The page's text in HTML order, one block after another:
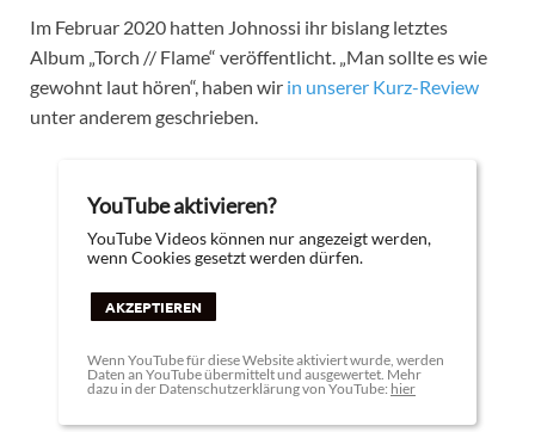
Im Februar 2020 hatten Johnossi ihr bislang letztes
Album „Torch // Flame“ veröffentlicht. „Man sollte es wie
gewohnt laut hören“, haben wir in unserer Kurz-Review
unter anderem geschrieben.
YouTube aktivieren?
YouTube Videos können nur angezeigt werden,
wenn Cookies gesetzt werden dürfen.
AKZEPTIEREN
Wenn YouTube für diese Website aktiviert wurde, werden
Daten an YouTube übermittelt und ausgewertet. Mehr
dazu in der Datenschutzerklärung von YouTube: hier